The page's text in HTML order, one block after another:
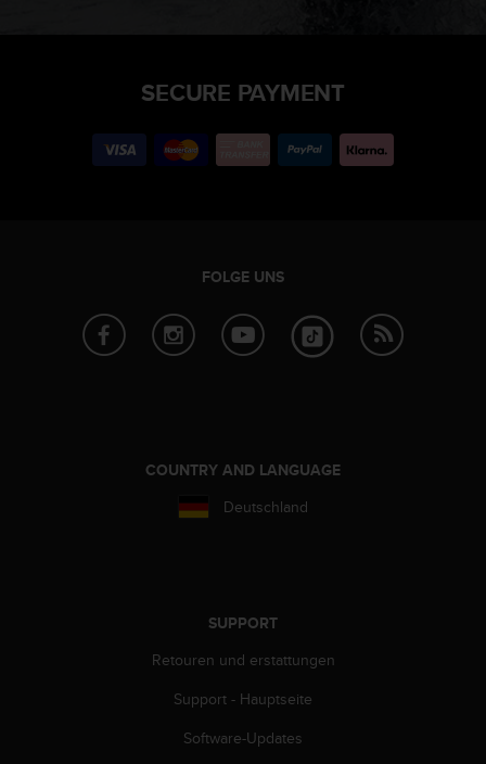
SECURE PAYMENT
FOLGE UNS
COUNTRY AND LANGUAGE
Deutschland
SUPPORT
Retouren und erstattungen
Support - Hauptseite
Software-Updates